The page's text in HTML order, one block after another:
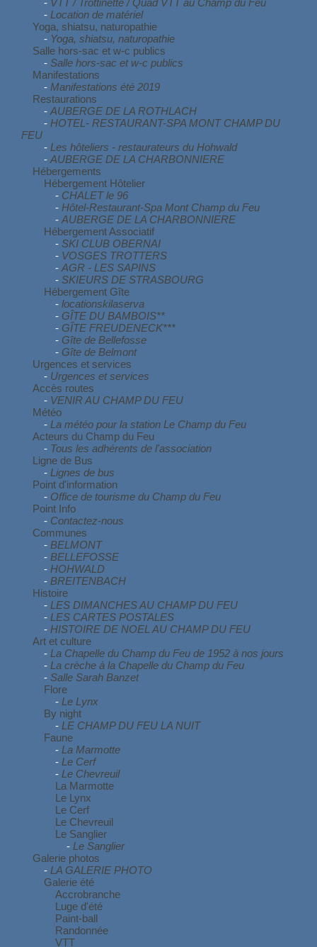
- VTT / Trottinette / Quad VTT au Champ du Feu
- Location de matériel
Yoga, shiatsu, naturopathie
- Yoga, shiatsu, naturopathie
Salle hors-sac et w-c publics
- Salle hors-sac et w-c publics
Manifestations
- Manifestations été 2019
Restaurations
- AUBERGE DE LA ROTHLACH
- HOTEL- RESTAURANT-SPA MONT CHAMP DU
FEU
- Les hôteliers - restaurateurs du Hohwald
- AUBERGE DE LA CHARBONNIERE
Hébergements
Hébergement Hôtelier
- CHALET le 96
- Hôtel-Restaurant-Spa Mont Champ du Feu
- AUBERGE DE LA CHARBONNIERE
Hébergement Associatif
- SKI CLUB OBERNAI
- VOSGES TROTTERS
- AGR - LES SAPINS
- SKIEURS DE STRASBOURG
Hébergement Gîte
- locationskilaserva
- GÎTE DU BAMBOIS**
- GÎTE FREUDENECK***
- Gîte de Bellefosse
- Gîte de Belmont
Urgences et services
- Urgences et services
Accès routes
- VENIR AU CHAMP DU FEU
Météo
- La météo pour la station Le Champ du Feu
Acteurs du Champ du Feu
- Tous les adhérents de l'association
Ligne de Bus
- Lignes de bus
Point d'information
- Office de tourisme du Champ du Feu
Point Info
- Contactez-nous
Communes
- BELMONT
- BELLEFOSSE
- HOHWALD
- BREITENBACH
Histoire
- LES DIMANCHES AU CHAMP DU FEU
- LES CARTES POSTALES
- HISTOIRE DE NOEL AU CHAMP DU FEU
Art et culture
- La Chapelle du Champ du Feu de 1952 à nos jours
- La crèche à la Chapelle du Champ du Feu
- Salle Sarah Banzet
Flore
- Le Lynx
By night
- LE CHAMP DU FEU LA NUIT
Faune
- La Marmotte
- Le Cerf
- Le Chevreuil
La Marmotte
Le Lynx
Le Cerf
Le Chevreuil
Le Sanglier
- Le Sanglier
Galerie photos
- LA GALERIE PHOTO
Galerie été
Accrobranche
Luge d'été
Paint-ball
Randonnée
VTT